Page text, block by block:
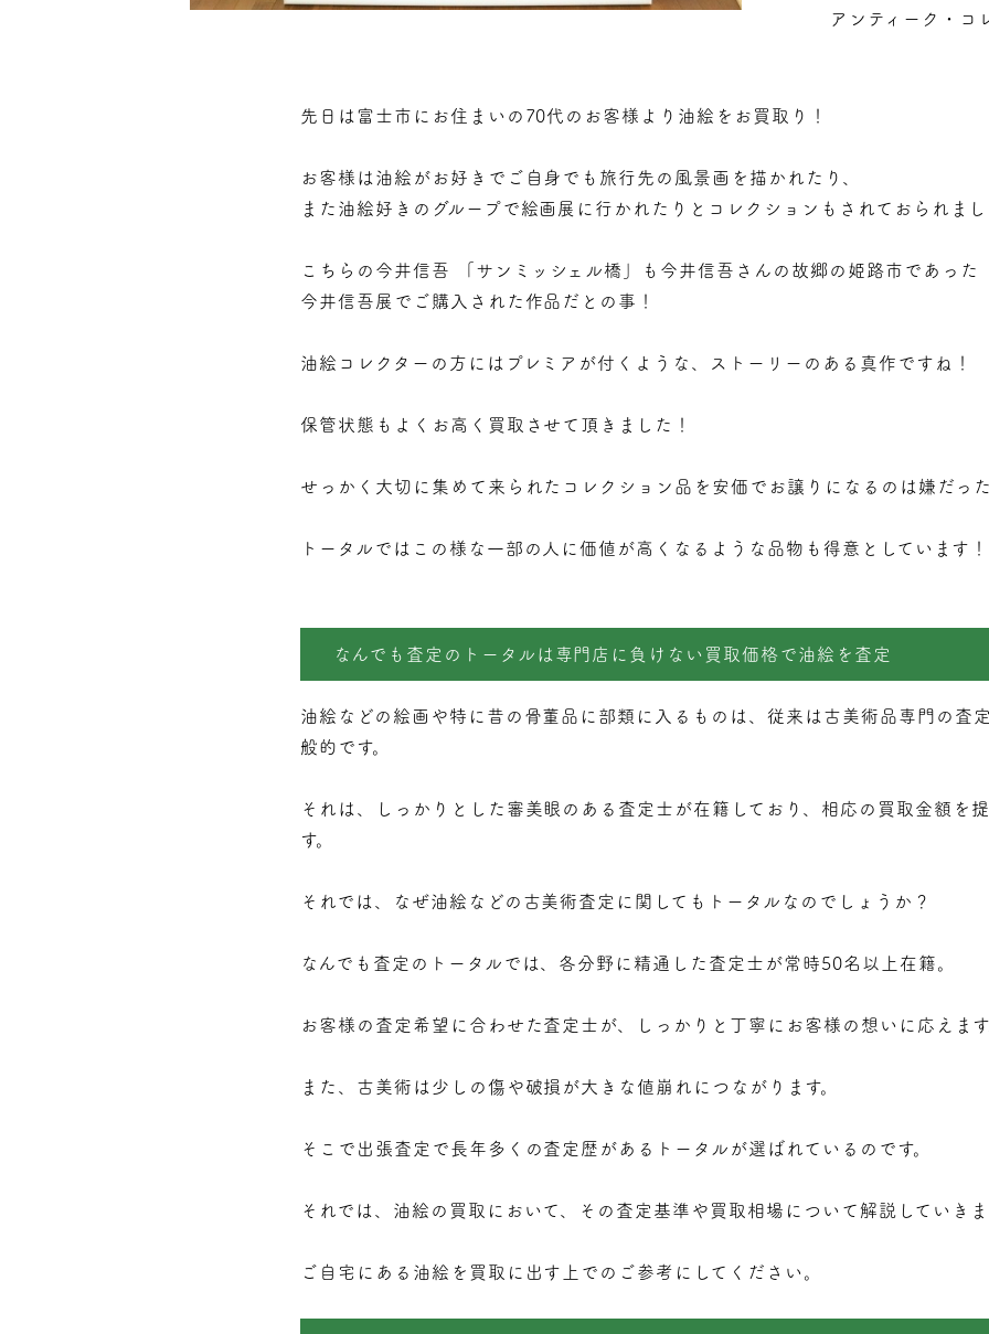
アンティーク・コ
先日は富士市にお住まいの70代のお客様より油絵をお買取り！
お客様は油絵がお好きでご自身でも旅行先の風景画を描かれたり、
また油絵好きのグループで絵画展に行かれたりとコレクションもされておられま
こちらの今井信吾 「サンミッシェル橋」も今井信吾さんの故郷の姫路市であった
今井信吾展でご購入された作品だとの事！
油絵コレクターの方にはプレミアが付くような、ストーリーのある真作ですね！
保管状態もよくお高く買取させて頂きました！
せっかく大切に集めて来られたコレクション品を安価でお譲りになるのは嫌だっ
トータルではこの様な一部の人に価値が高くなるような品物も得意としています！
なんでも査定のトータルは専門店に負けない買取価格で油絵を査定
油絵などの絵画や特に昔の骨董品に部類に入るものは、従来は古美術品専門の査
般的です。
それは、しっかりとした審美眼のある査定士が在籍しており、相応の買取金額を
す。
それでは、なぜ油絵などの古美術査定に関してもトータルなのでしょうか？
なんでも査定のトータルでは、各分野に精通した査定士が常時50名以上在籍。
お客様の査定希望に合わせた査定士が、しっかりと丁寧にお客様の想いに応えま
また、古美術は少しの傷や破損が大きな値崩れにつながります。
そこで出張査定で長年多くの査定歴があるトータルが選ばれているのです。
それでは、油絵の買取において、その査定基準や買取相場について解説していきま
ご自宅にある油絵を買取に出す上でのご参考にしてください。